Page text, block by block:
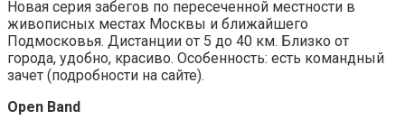
Новая серия забегов по пересеченной местности в
живописных местах Москвы и ближайшего
Подмосковья. Дистанции от 5 до 40 км. Близко от
города, удобно, красиво. Особенность: есть командный
зачет (подробности на сайте).
Open Band